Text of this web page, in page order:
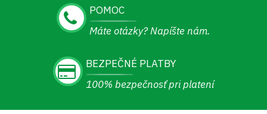
POMOC
Máte otázky? Napíšte nám.
BEZPEČNÉ PLATBY
100% bezpečnosť pri platení